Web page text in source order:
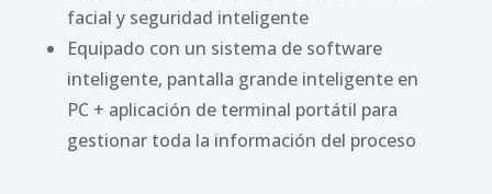
facial y seguridad inteligente
Equipado con un sistema de software
inteligente, pantalla grande inteligente en
PC + aplicación de terminal portátil para
gestionar toda la información del proceso